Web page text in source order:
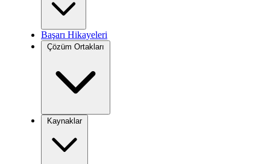
Başarı Hikayeleri
Çözüm Ortakları
Kaynaklar